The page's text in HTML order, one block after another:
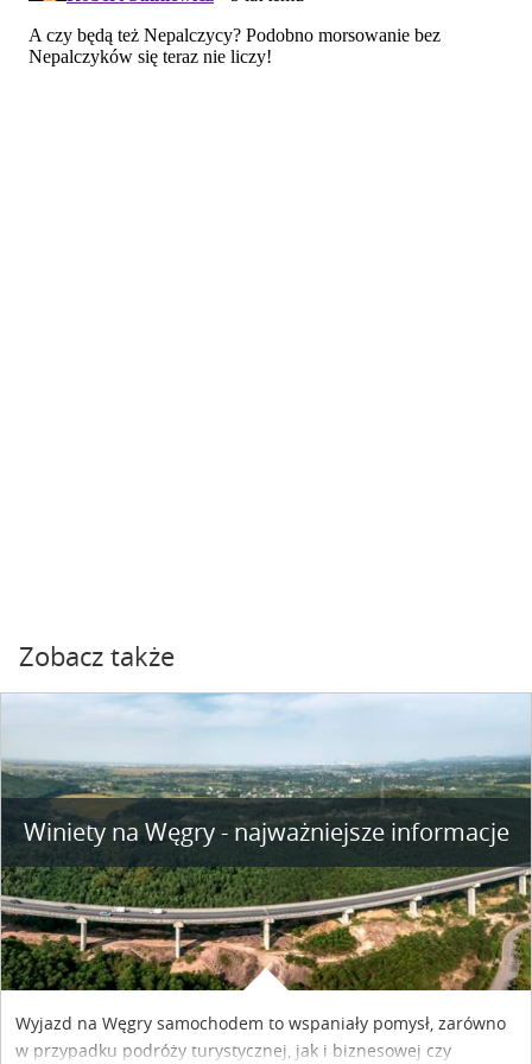
Zobacz także
Winiety na Węgry - najważniejsze informacje
Wyjazd na Węgry samochodem to wspaniały pomysł, zarówno
w przypadku podróży turystycznej, jak i biznesowej czy